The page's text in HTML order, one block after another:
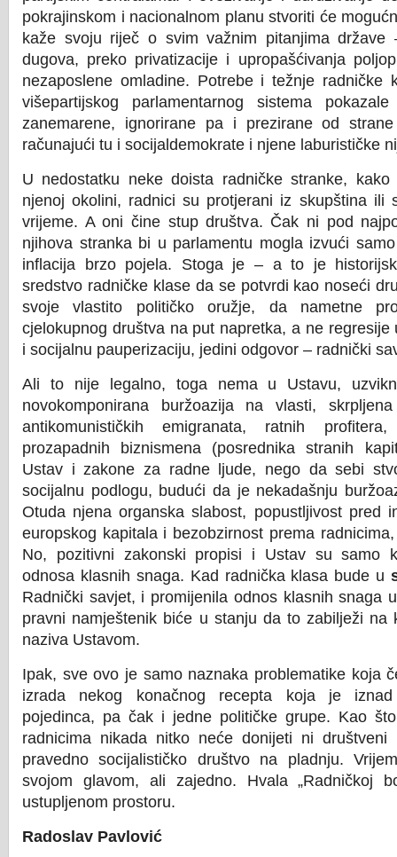
pokrajinskom i nacionalnom planu stvoriti će
kaže svoju riječ o svim važnim pitanjima države
dugova, preko privatizacije i upropašćivanja
nezaposlene omladine. Potrebe i težnje radničke
višepartijskog parlamentarnog sistema
zanemarene, ignorirane pa i prezirane od
računajući tu i socijaldemokrate i njene laburističke
U nedostatku neke doista radničke stranke,
njenoj okolini, radnici su protjerani iz skupština ili
vrijeme. A oni čine stup društva. Čak ni pod
njihova stranka bi u parlamentu mogla izvući
inflacija brzo pojela. Stoga je – a to je
sredstvo radničke klase da se potvrdi kao noseći
svoje vlastito političko oružje, da nametne
cjelokupnog društva na put napretka, a ne regresije
i socijalnu pauperizaciju, jedini odgovor – radnički
Ali to nije legalno, toga nema u Ustavu,
novokomponirana buržoazija na vlasti,
antikomunističkih emigranata, ratnih
prozapadnih biznismena (posrednika stranih
Ustav i zakone za radne ljude, nego da sebi
socijalnu podlogu, budući da je nekadašnju
Otuda njena organska slabost, popustljivost pred
europskog kapitala i bezobzirnost prema
No, pozitivni zakonski propisi i Ustav su samo
odnosa klasnih snaga. Kad radnička klasa bude u
Radnički savjet, i promijenila odnos klasnih snaga
pravni namještenik biće u stanju da to zabilježi na
naziva Ustavom.
Ipak, sve ovo je samo naznaka problematike koja
izrada nekog konačnog recepta koja je iznad
pojedinca, pa čak i jedne političke grupe. Kao
radnicima nikada nitko neće donijeti ni
pravedno socijalističko društvo na pladnju.
svojom glavom, ali zajedno. Hvala „Radničkoj
ustupljenom prostoru.
Radoslav Pavlović